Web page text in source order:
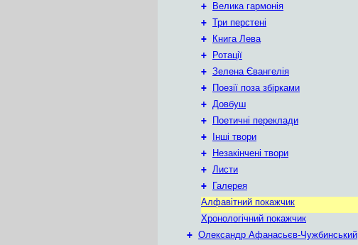
+
Велика гармонія
+ Три перстені
+
Книга Лева
+
Ротації
+ Зелена Євангелія
+
Поезії поза збірками
+ Довбуш
+
Поетичні переклади
+
Інші твори
+
Незакінчені твори
+ Листи
+
Галерея
Алфавітний покажчик
Хронологічний покажчик
+ Олександр Афанасьєв-Чужбинський